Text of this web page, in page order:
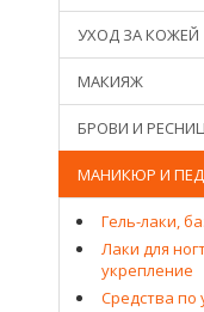
УХОД ЗА КОЖЕЙ
МАКИЯЖ
БРОВИ И
МАНИКЮР И
Гель-лаки,
Лаки для
укрепление
Средства по